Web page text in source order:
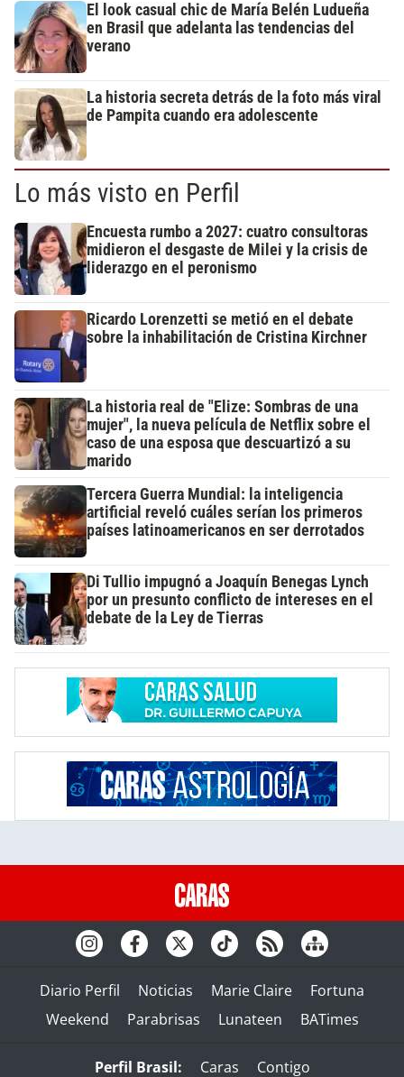
El look casual chic de María Belén Ludueña
en Brasil que adelanta las tendencias del
verano
La historia secreta detrás de la foto más viral
de Pampita cuando era adolescente
Lo más visto en Perfil
Encuesta rumbo a 2027: cuatro consultoras
midieron el desgaste de Milei y la crisis de
liderazgo en el peronismo
Ricardo Lorenzetti se metió en el debate
sobre la inhabilitación de Cristina Kirchner
La historia real de "Elize: Sombras de una
mujer", la nueva película de Netflix sobre el
caso de una esposa que descuartizó a su
marido
Tercera Guerra Mundial: la inteligencia
artificial reveló cuáles serían los primeros
países latinoamericanos en ser derrotados
Di Tullio impugnó a Joaquín Benegas Lynch
por un presunto conflicto de intereses en el
debate de la Ley de Tierras
Diario Perfil Noticias Marie Claire
Fortuna
Weekend
Parabrisas Lunateen BATimes
Perfil Brasil: Caras Contigo